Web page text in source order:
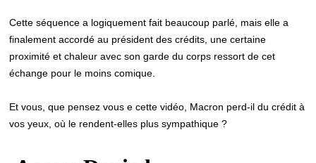
Cette séquence a logiquement fait beaucoup parlé, mais elle a
finalement accordé au président des crédits, une certaine
proximité et chaleur avec son garde du corps ressort de cet
échange pour le moins comique.
Et vous, que pensez vous e cette vidéo, Macron perd-il du crédit à
vos yeux, où le rendent-elles plus sympathique ?